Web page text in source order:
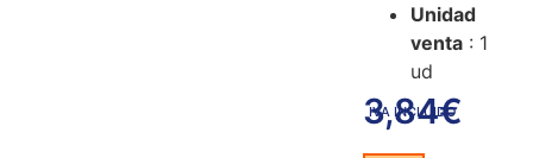
Unidad
venta : 1
ud
3,84€
IVA INCLUIDO